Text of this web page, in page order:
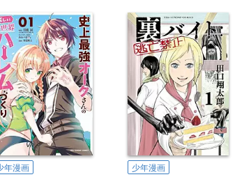
年漫画 少年漫画